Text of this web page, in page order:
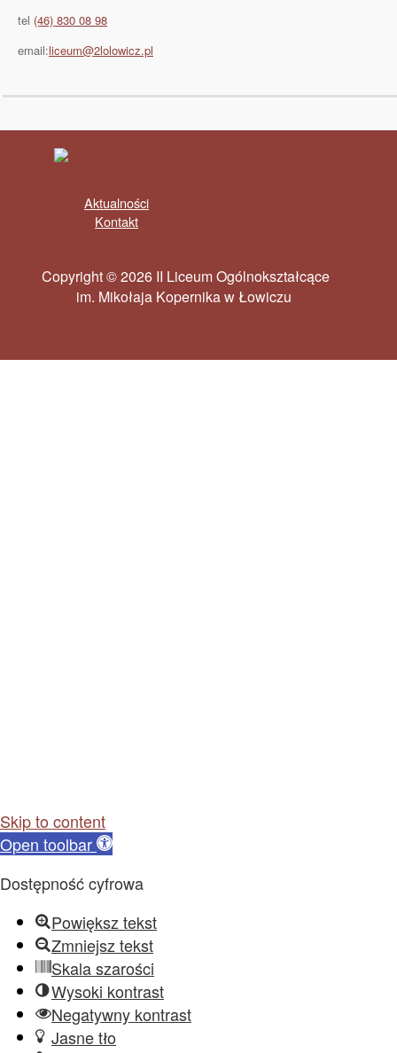
tel (46) 830 08 98
email:liceum@2lolowicz.pl
Aktualności
Kontakt
Copyright © 2026 II Liceum Ogólnokształcące
im. Mikołaja Kopernika w Łowiczu
Skip to content
Open toolbar
Dostępność cyfrowa
Powiększ tekst
Zmniejsz tekst
Skala szarości
Wysoki kontrast
Negatywny kontrast
Jasne tło